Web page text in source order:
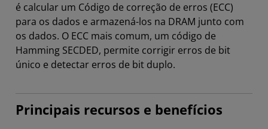
é calcular um Código de correção de erros (ECC)
para os dados e armazená-los na DRAM junto com
os dados. O ECC mais comum, um código de
Hamming SECDED, permite corrigir erros de bit
único e detectar erros de bit duplo.
Principais recursos e benefícios